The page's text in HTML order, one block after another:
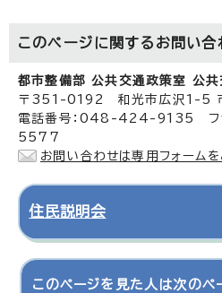
このページに関する お問い合
都市整備部 公共交通政策室 公共
〒351-0192 和光市広沢1-5
電話番号：048-424-9135 フ
5577
お問い合わせは専用フォームを
住民説明会
このページを見た人は次のペ